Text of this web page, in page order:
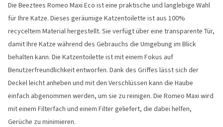
Die Beeztees Romeo Maxi Eco ist eine praktische und langlebige Wahl
für Ihre Katze. Dieses geräumige Katzentoilette ist aus 100%
recyceltem Material hergestellt. Sie verfügt über eine transparente Tür,
damit Ihre Katze während des Gebrauchs die Umgebung im Blick
behalten kann. Die Katzentoilette ist mit einem Fokus auf
Benutzerfreundlichkeit entworfen. Dank des Griffes lässt sich der
Deckel leicht anheben und mit den Verschlüssen kann die Haube
einfach abgenommen werden, um sie zu reinigen. Die Romeo Maxi wird
mit einem Filterfach und einem Filter geliefert, die dabei helfen,
Gerüche zu minimieren.